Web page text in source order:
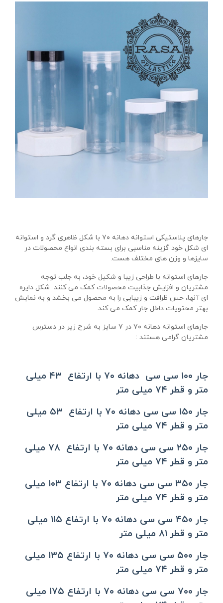
جارهای پلاستیکی استوانه دهانه ۷۰ با شکل ظاهری گرد و استوانه
ای شکل خود گزینه مناسبی برای بسته بندی انواع محصولات در
سایزها و وزن های مختلف هست.
جارهای استوانه با طراحی زیبا و شکیل خود، به جلب توجه
مشتریان و افزایش جذابیت محصولات کمک می کنند شکل دایره
ای آنها، حس ظرافت و زیبایی را به محصول می بخشد و به نمایش
بهتر محتویات داخل جار کمک می کند.
جارهای استوانه دهانه ۷۰ در ۷ سایز به شرح زیر در دسترس
مشتریان گرامی هستند :
جار ۱۰۰ سی سی دهانه ۷۰ با ارتفاع ۴۳ میلی
متر و قطر ۷۴ میلی متر
جار ۱۵۰ سی سی دهانه ۷۰ با ارتفاع ۵۳ میلی
متر و قطر ۷۴ میلی متر
جار ۲۵۰ سی سی دهانه ۷۰ با ارتفاع ۷۸ میلی
متر و قطر ۷۴ میلی متر
جار ۳۵۰ سی سی دهانه ۷۰ با ارتفاع ۱۰۳ میلی
متر و قطر ۷۴ میلی متر
جار ۴۵۰ سی سی دهانه ۷۰ با ارتفاع ۱۱۵ میلی
متر و قطر ۸۱ میلی متر
جار ۵۰۰ سی سی دهانه ۷۰ با ارتفاع ۱۳۵ میلی
متر و قطر ۷۴ میلی متر
جار ۷۰۰ سی سی دهانه ۷۰ با ارتفاع ۱۷۵ میلی